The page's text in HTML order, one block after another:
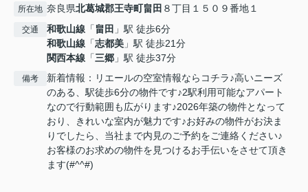
所在地 奈良県北葛城郡王寺町畠田 ８丁目１５０９番地１
交通 和歌山線 「畠田 」駅 徒歩6分
和歌山線 「志都美 」駅 徒歩21分
関西本線 「三郷 」駅 徒歩37分
備考
新着情報：リエールの空室情報ならコチラ♪高いニーズ
のある、駅徒歩6分の物件です♪2駅利用可能なアパート
なので行動範囲も広がります♪2026年築の物件となって
おり、きれいな室内が魅力です♪お好みの物件がお決ま
りでしたら、当社まで内見のご予約をご連絡ください♪
お客様のお求めの物件を見つけるお手伝いをさせて頂き
ます(#^^#)